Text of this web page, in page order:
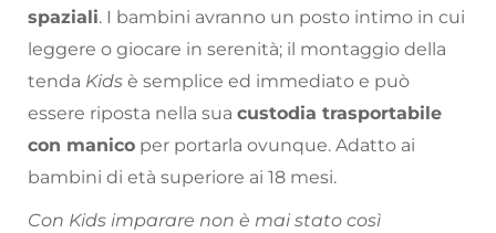
spaziali. I bambini avranno un posto intimo in cui
leggere o giocare in serenità; il montaggio della
tenda Kids è semplice ed immediato e può
essere riposta nella sua custodia trasportabile
con manico per portarla ovunque. Adatto ai
bambini di età superiore ai 18 mesi.
Con Kids imparare non è mai stato così